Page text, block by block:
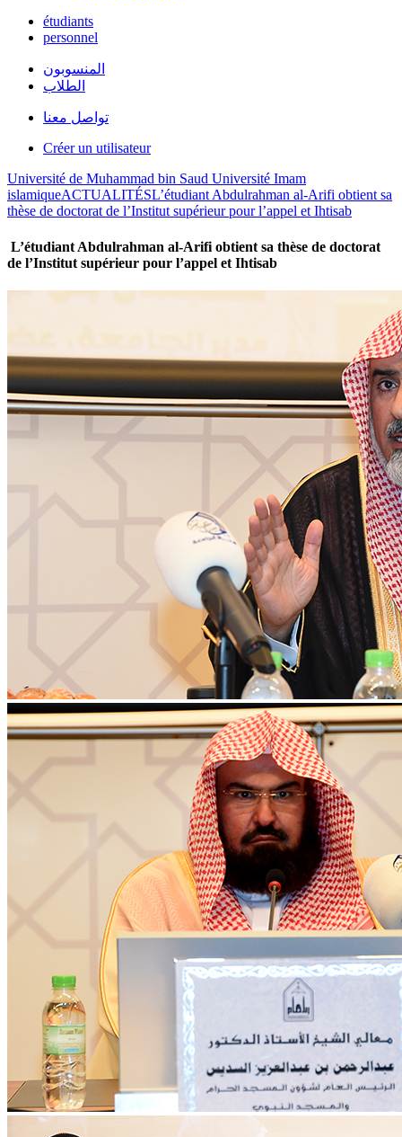
étudiants
personnel
المنسوبون
الطلاب
تواصل معنا
Créer un utilisateur
Université de Muhammad bin Saud Université Imam
islamiqueACTUALITÉSL’étudiant Abdulrahman al-Arifi obtient sa
thèse de doctorat de l’Institut supérieur pour l’appel et Ihtisab
L’étudiant Abdulrahman al-Arifi obtient sa thèse de doctorat
de l’Institut supérieur pour l’appel et Ihtisab